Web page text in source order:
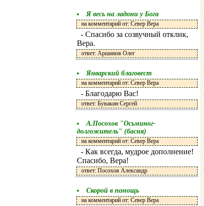
Я весь на ладони у Бога
на комментарий от: Север Вера
- Спасибо за созвучный отклик,
Вера.
ответ: Аршинов Олег
Январский благовест
на комментарий от: Север Вера
- Благодарю Вас!
ответ: Бувакин Сергей
А.Посохов "Осьминог-
долгожитель" (басня)
на комментарий от: Север Вера
- Как всегда, мудрое дополнение!
Спасибо, Вера!
ответ: Посохов Александр
Скорой в помощь
на комментарий от: Север Вера